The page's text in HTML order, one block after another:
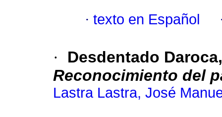
· texto en Español
·
Desdentado
Reconocimiento del
Lastra Lastra, José